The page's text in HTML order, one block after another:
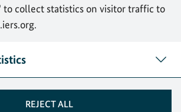
to collect statistics on visitor traffic to
REJECT ALL